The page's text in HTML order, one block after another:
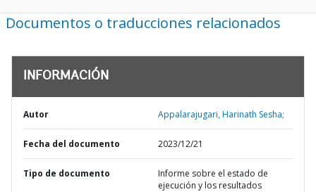
Documentos o traducciones relacionados
INFORMACIÓN
Autor Appalarajugari, Harinath Sesha;
Fecha del documento 2023/12/21
Tipo de documento
Informe sobre el estado de
ejecución y los resultados